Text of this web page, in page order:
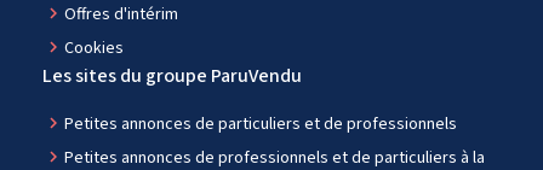
navigate_next Offres d'intérim
navigate_next Cookies
Les sites du groupe ParuVendu
navigate_next Petites annonces de particuliers et de professionnels
navigate_next Petites annonces de professionnels et de particuliers à la